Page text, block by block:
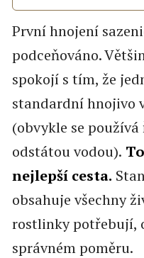
První hnojení
podceňováno.
spokojí s tím, že
standardní hnojivo
(obvykle se používá
odstátou vodou).
nejlepší cesta.
obsahuje všechny
rostlinky potřebují,
správném poměru.